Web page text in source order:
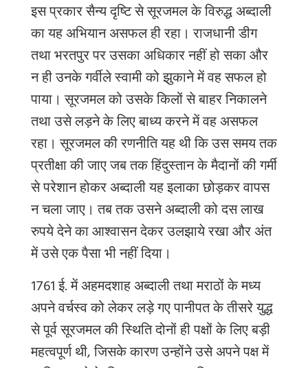
इस प्रकार सैन्य दृष्टि से सूरजमल के विरुद्ध अब्दाली
का यह अभियान असफल ही रहा। राजधानी डीग
तथा भरतपुर पर उसका अधिकार नहीं हो सका और
न ही उनके गर्वीले स्वामी को झुकाने में वह सफल हो
पाया। सूरजमल को उसके किलों से बाहर निकालने
तथा उसे लड़ने के लिए बाध्य करने में वह असफल
रहा। सूरजमल की रणनीति यह थी कि उस समय तक
प्रतीक्षा की जाए जब तक हिंदुस्तान के मैदानों की गर्मी
से परेशान होकर अब्दाली यह इलाका छोड़कर वापस
न चला जाए। तब तक उसने अब्दाली को दस लाख
रुपये देने का आश्वासन देकर उलझाये रखा और अंत
में उसे एक पैसा भी नहीं दिया।
1761 ई. में अहमदशाह अब्दाली तथा मराठों के मध्य
अपने वर्चस्व को लेकर लड़े गए पानीपत के तीसरे युद्ध
से पूर्व सूरजमल की स्थिति दोनों ही पक्षों के लिए बड़ी
महत्वपूर्ण थी, जिसके कारण उन्होंने उसे अपने पक्ष में